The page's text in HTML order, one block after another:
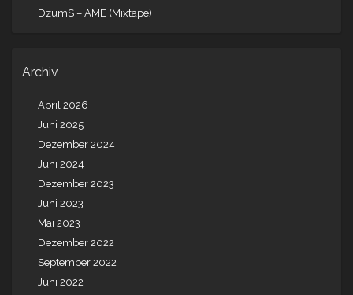
DzumS – AME (Mixtape)
Archiv
April 2026
Juni 2025
Dezember 2024
Juni 2024
Dezember 2023
Juni 2023
Mai 2023
Dezember 2022
September 2022
Juni 2022